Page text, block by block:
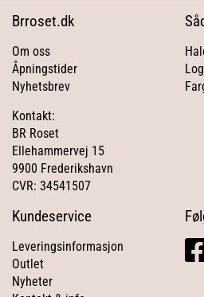
Brroset.dk
Om oss
Åpningstider
Nyhetsbrev
Kontakt:
BR Roset
Ellehammervej 15
9900 Frederikshavn
CVR: 34541507
Kundeservice
Leveringsinformasjon
Outlet
Nyheter